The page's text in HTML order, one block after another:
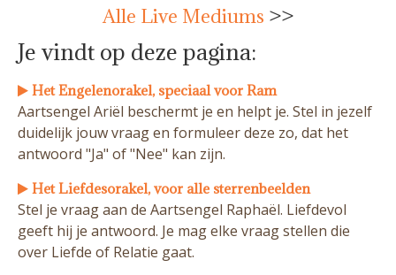
Alle Live Mediums >>
Je vindt op deze pagina:
Het Engelenorakel, speciaal voor Ram
Aartsengel Ariël beschermt je en helpt je. Stel in jezelf
duidelijk jouw vraag en formuleer deze zo, dat het
antwoord "Ja" of "Nee" kan zijn.
Het Liefdesorakel, voor alle sterrenbeelden
Stel je vraag aan de Aartsengel Raphaël. Liefdevol
geeft hij je antwoord. Je mag elke vraag stellen die
over Liefde of Relatie gaat.